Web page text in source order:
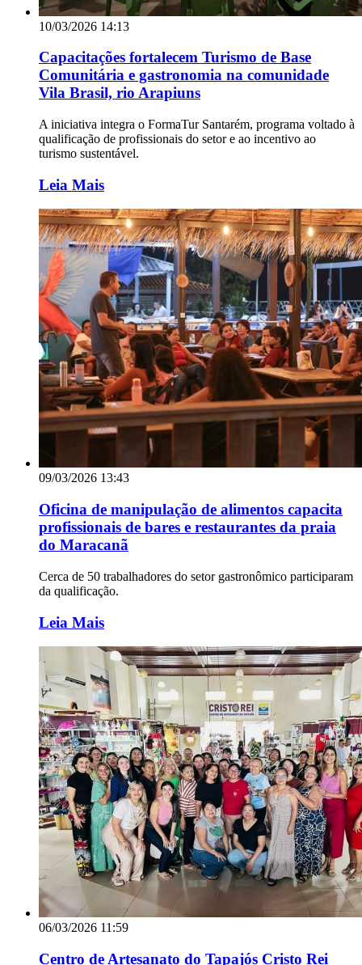
10/03/2026 14:13
Capacitações fortalecem Turismo de Base
Comunitária e gastronomia na comunidade
Vila Brasil, rio Arapiuns
A iniciativa integra o FormaTur Santarém, programa voltado à
qualificação de profissionais do setor e ao incentivo ao
turismo sustentável.
Leia Mais
09/03/2026 13:43
Oficina de manipulação de alimentos capacita
profissionais de bares e restaurantes da praia
do Maracanã
Cerca de 50 trabalhadores do setor gastronômico participaram
da qualificação.
Leia Mais
06/03/2026 11:59
Centro de Artesanato do Tapajós Cristo Rei